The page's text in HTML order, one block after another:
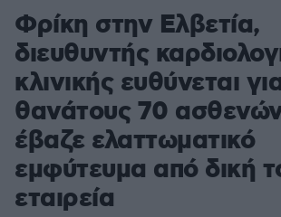
Φρίκη στην Ελβετία,
διευθυντής
κλινικής ευθύνεται
θανάτους 70
έβαζε ελαττωματικό
εμφύτευμα από δική
εταιρεία